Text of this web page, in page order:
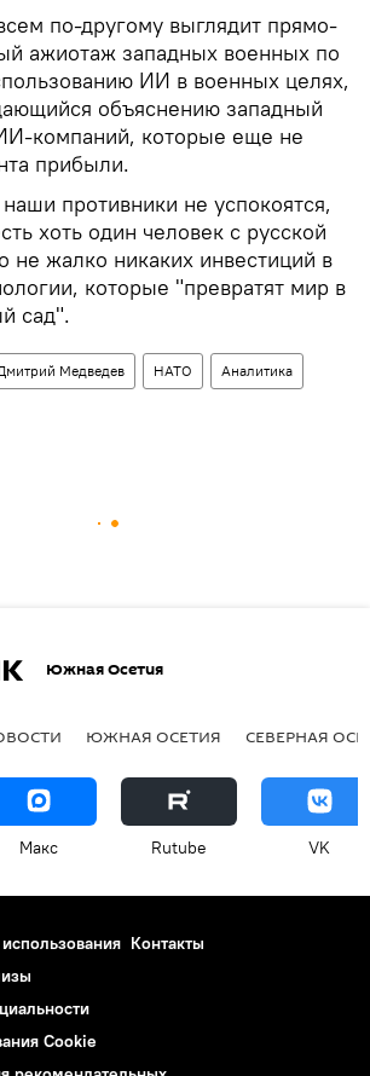
по-другому выглядит прямо-
ажиотаж западных военных по
ИИ в военных целях,
объяснению западный
компаний, которые еще не
прибыли.
противники не успокоятся,
хоть один человек с русской
не жалко никаких инвестиций в
которые "превратят мир в
сад".
Медведев НАТО Аналитика
Южная Осетия
ЮЖНАЯ ОСЕТИЯ СЕВЕРНАЯ
Макс Rutube VK
Контакты
Cookie